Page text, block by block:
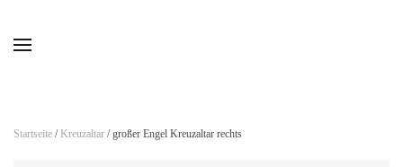
Startseite / Kreuzaltar / großer Engel Kreuzaltar rechts